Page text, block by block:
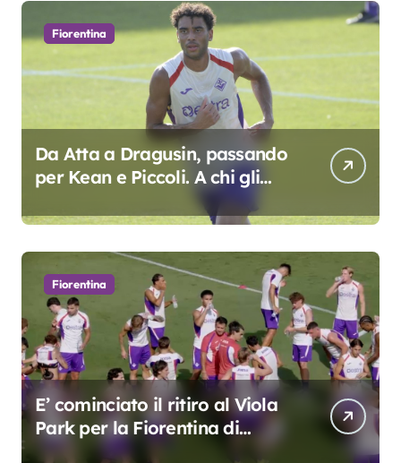
Fiorentina
Da Atta a Dragusin, passando
per Kean e Piccoli. A chi gli
oscar del precampionato?
Fiorentina
E’ cominciato il ritiro al Viola
Park per la Fiorentina di
Grosso